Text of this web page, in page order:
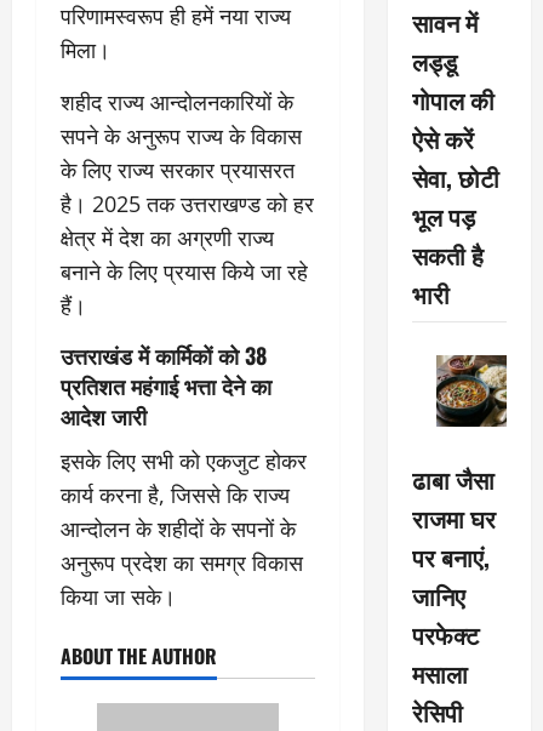
परिणामस्वरूप ही हमें नया राज्य
मिला।
शहीद राज्य आन्दोलनकारियों के
सपने के अनुरूप राज्य के विकास
के लिए राज्य सरकार प्रयासरत
है। 2025 तक उत्तराखण्ड को हर
क्षेत्र में देश का अग्रणी राज्य
बनाने के लिए प्रयास किये जा रहे
हैं।
उत्तराखंड में कार्मिकों को 38
प्रतिशत महंगाई भत्ता देने का
आदेश जारी
इसके लिए सभी को एकजुट होकर
कार्य करना है, जिससे कि राज्य
आन्दोलन के शहीदों के सपनों के
अनुरूप प्रदेश का समग्र विकास
किया जा सके।
ABOUT THE AUTHOR
सावन में
लड्डू
गोपाल की
ऐसे करें
सेवा, छोटी
भूल पड़
सकती है
भारी
ढाबा जैसा
राजमा घर
पर बनाएं,
जानिए
परफेक्ट
मसाला
रेसिपी